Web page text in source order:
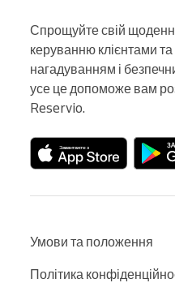
Спрощуйте свій
керуванню клієнтами
нагадуванням і
усе це допоможе вам
Reservio.
Умови та положення
Політика